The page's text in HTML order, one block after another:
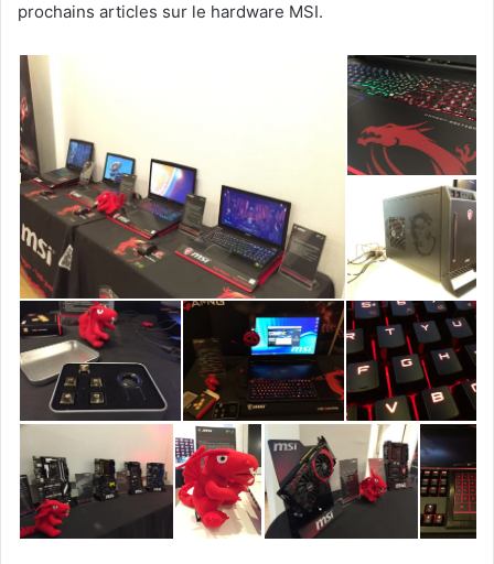
prochains articles sur le hardware MSI.